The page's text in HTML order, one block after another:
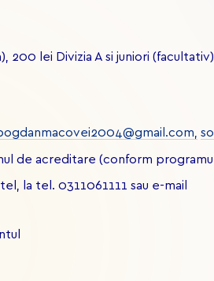
200 lei Divizia A si juniori
de acreditare (conform
la tel. 0311061111 sau e-mail